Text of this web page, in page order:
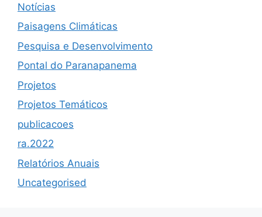
Notícias
Paisagens Climáticas
Pesquisa e Desenvolvimento
Pontal do Paranapanema
Projetos
Projetos Temáticos
publicacoes
ra.2022
Relatórios Anuais
Uncategorised